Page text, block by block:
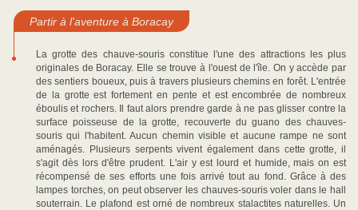
Partir à l'aventure à Boracay
La grotte des chauve-souris constitue l'une des attractions les plus
originales de Boracay. Elle se trouve à l'ouest de l'île. On y accède par
des sentiers boueux, puis à travers plusieurs chemins en forêt. L'entrée
de la grotte est fortement en pente et est encombrée de nombreux
éboulis et rochers. Il faut alors prendre garde à ne pas glisser contre la
surface poisseuse de la grotte, recouverte du guano des chauves-
souris qui l'habitent. Aucun chemin visible et aucune rampe ne sont
aménagés. Plusieurs serpents vivent également dans cette grotte, il
s'agit dès lors d'être prudent. L'air y est lourd et humide, mais on est
récompensé de ses efforts une fois arrivé tout au fond. Grâce à des
lampes torches, on peut observer les chauves-souris voler dans le hall
souterrain. Le plafond est orné de nombreux stalactites naturelles. Un